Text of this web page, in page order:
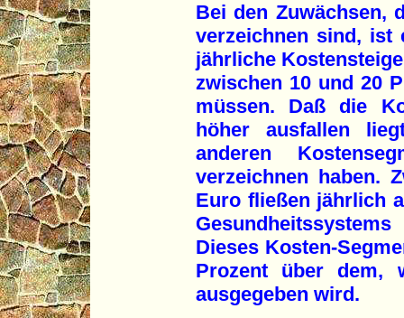
Bei den Zuwächsen,
verzeichnen sind, ist
jährliche
zwischen 10 und 20
müssen. Daß die
höher ausfallen
anderen
verzeichnen haben.
Euro fließen jährlich
Dieses Kosten-
Prozent über dem,
ausgegeben wird.